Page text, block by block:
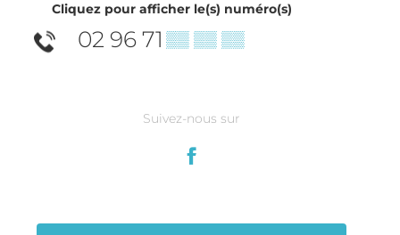
Cliquez pour afficher le(s) numéro(s)
02 96 71 ▒▒ ▒▒ ▒▒
Suivez-nous sur